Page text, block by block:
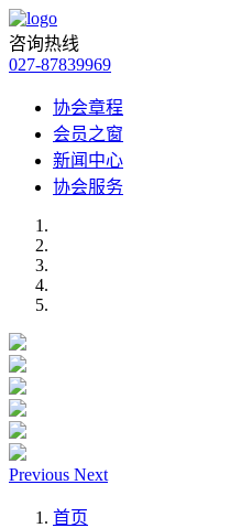
咨询热线
027-87839969
协会章程
会员之窗
新闻中心
协会服务
Previous Next
首页